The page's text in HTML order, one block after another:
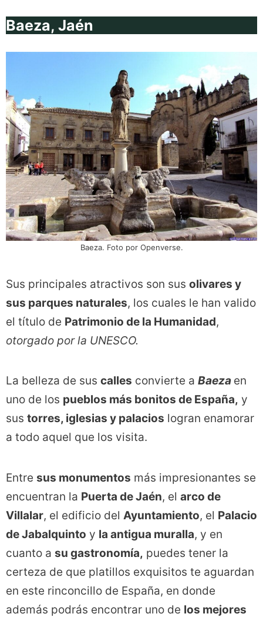
Baeza, Jaén
Baeza. Foto por Openverse.
Sus principales atractivos son sus olivares y
sus parques naturales, los cuales le han valido
el título de Patrimonio de la Humanidad,
otorgado por la UNESCO.
La belleza de sus calles convierte a Baeza en
uno de los pueblos más bonitos de España, y
sus torres, iglesias y palacios logran enamorar
a todo aquel que los visita.
Entre sus monumentos más impresionantes se
encuentran la Puerta de Jaén, el arco de
Villalar, el edificio del Ayuntamiento, el Palacio
de Jabalquinto y la antigua muralla, y en
cuanto a su gastronomía, puedes tener la
certeza de que platillos exquisitos te aguardan
en este rinconcillo de España, en donde
además podrás encontrar uno de los mejores